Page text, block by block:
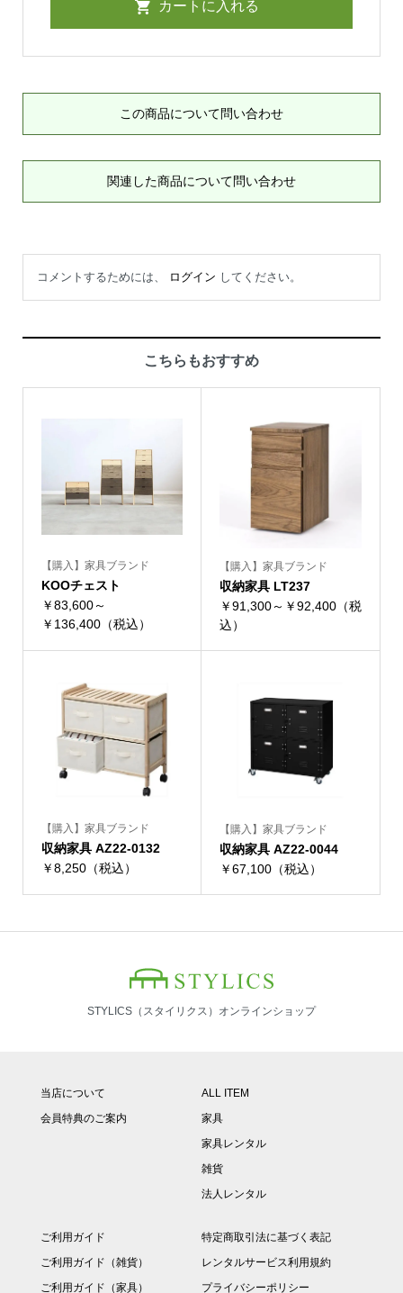
この商品について問い合わせ
関連した商品について問い合わせ
コメントするためには、 ログイン してください。
こちらもおすすめ
【購入】家具ブランド
KOOチェスト
￥83,600～
￥136,400（税込）
【購入】家具ブランド
収納家具 LT237
￥91,300～￥92,400（税
込）
【購入】家具ブランド
収納家具 AZ22-0132
￥8,250（税込）
【購入】家具ブランド
収納家具 AZ22-0044
￥67,100（税込）
STYLICS（スタイリクス）オンラインショップ
当店について
会員特典のご案内
ALL ITEM
家具
家具レンタル
雑貨
法人レンタル
ご利用ガイド
ご利用ガイド（雑貨）
ご利用ガイド（家具）
特定商取引法に基づく表記
レンタルサービス利用規約
プライバシーポリシー